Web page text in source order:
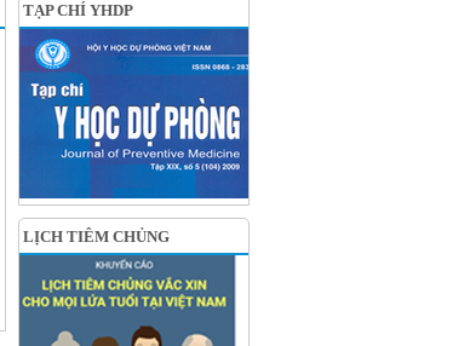
TẠP CHÍ YHDP
LỊCH TIÊM CHỦNG